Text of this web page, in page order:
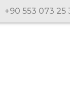
+90 553 073 25